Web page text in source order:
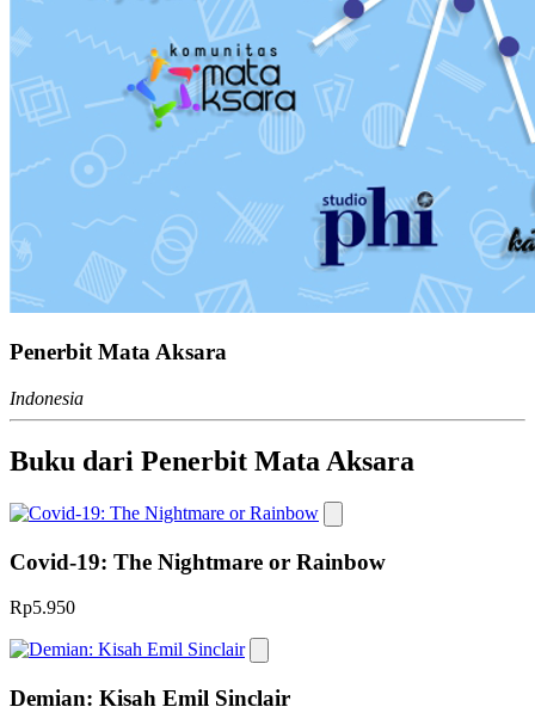
Penerbit Mata Aksara
Indonesia
Buku dari Penerbit Mata Aksara
Covid-19: The Nightmare or Rainbow
Rp5.950
Demian: Kisah Emil Sinclair